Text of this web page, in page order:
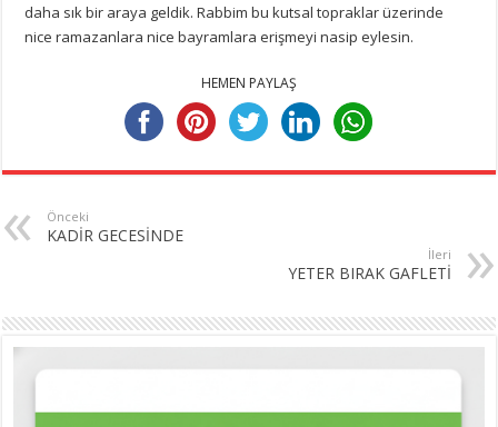
daha sık bir araya geldik. Rabbim bu kutsal topraklar üzerinde
nice ramazanlara nice bayramlara erişmeyi nasip eylesin.
HEMEN PAYLAŞ
Önceki
KADİR GECESİNDE
İleri
YETER BIRAK GAFLETİ